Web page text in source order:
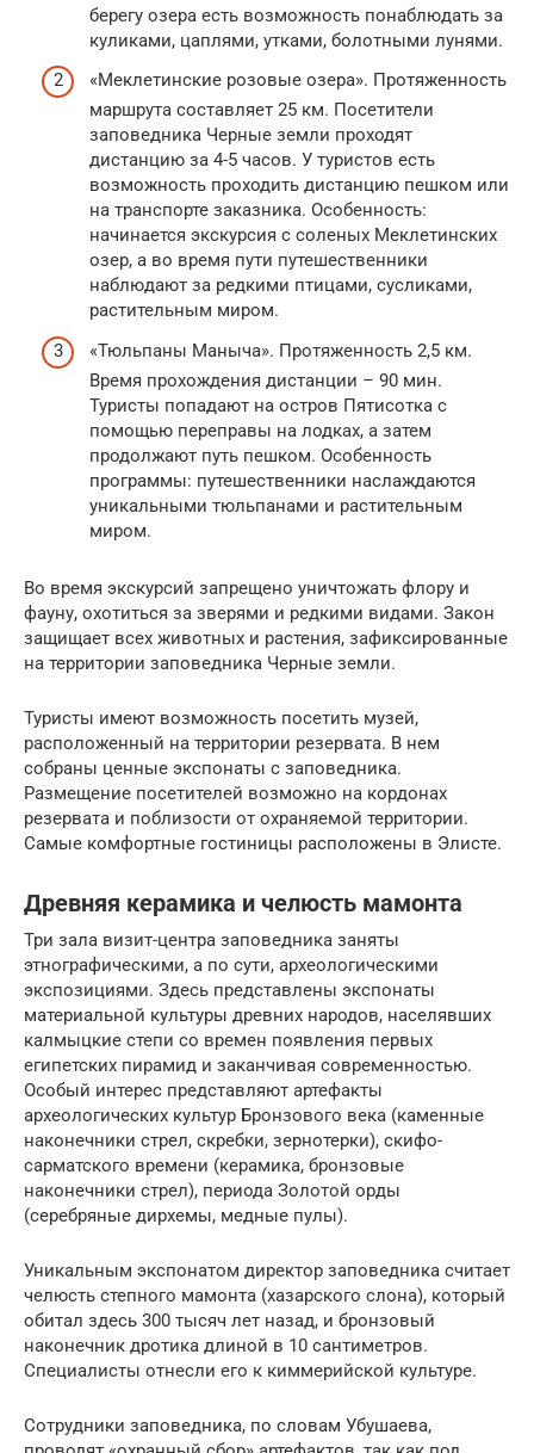
берегу озера есть возможность понаблюдать за
куликами, цаплями, утками, болотными лунями.
«Меклетинские розовые озера». Протяженность
маршрута составляет 25 км. Посетители
заповедника Черные земли проходят
дистанцию за 4-5 часов. У туристов есть
возможность проходить дистанцию пешком или
на транспорте заказника. Особенность:
начинается экскурсия с соленых Меклетинских
озер, а во время пути путешественники
наблюдают за редкими птицами, сусликами,
растительным миром.
«Тюльпаны Маныча». Протяженность 2,5 км.
Время прохождения дистанции – 90 мин.
Туристы попадают на остров Пятисотка с
помощью переправы на лодках, а затем
продолжают путь пешком. Особенность
программы: путешественники наслаждаются
уникальными тюльпанами и растительным
миром.
Во время экскурсий запрещено уничтожать флору и
фауну, охотиться за зверями и редкими видами. Закон
защищает всех животных и растения, зафиксированные
на территории заповедника Черные земли.
Туристы имеют возможность посетить музей,
расположенный на территории резервата. В нем
собраны ценные экспонаты с заповедника.
Размещение посетителей возможно на кордонах
резервата и поблизости от охраняемой территории.
Самые комфортные гостиницы расположены в Элисте.
Древняя керамика и челюсть мамонта
Три зала визит-центра заповедника заняты
этнографическими, а по сути, археологическими
экспозициями. Здесь представлены экспонаты
материальной культуры древних народов, населявших
калмыцкие степи со времен появления первых
египетских пирамид и заканчивая современностью.
Особый интерес представляют артефакты
археологических культур Бронзового века (каменные
наконечники стрел, скребки, зернотерки), скифо-
сарматского времени (керамика, бронзовые
наконечники стрел), периода Золотой орды
(серебряные дирхемы, медные пулы).
Уникальным экспонатом директор заповедника считает
челюсть степного мамонта (хазарского слона), который
обитал здесь 300 тысяч лет назад, и бронзовый
наконечник дротика длиной в 10 сантиметров.
Специалисты отнесли его к киммерийской культуре.
Сотрудники заповедника, по словам Убушаева,